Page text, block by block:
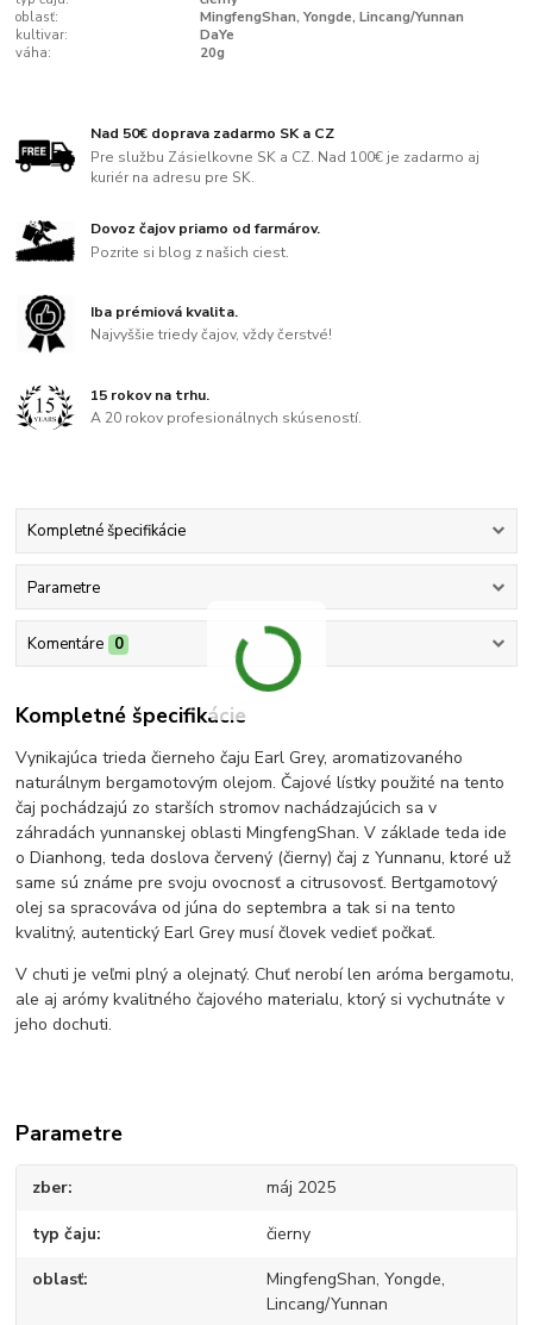
oblasť:
MingfengShan, Yongde, Lincang/Yunnan
kultivar:
DaYe
váha:
20g
Nad 50€ doprava zadarmo SK a CZ
Pre službu Zásielkovne SK a CZ. Nad 100€ je zadarmo aj
kuriér na adresu pre SK.
Dovoz čajov priamo od farmárov.
Pozrite si blog z našich ciest.
Iba prémiová kvalita.
Najvyššie triedy čajov, vždy čerstvé!
15 rokov na trhu.
A 20 rokov profesionálnych skúseností.
Kompletné špecifikácie
Parametre
Komentáre 0
Kompletné špecifikácie
Vynikajúca trieda čierneho čaju Earl Grey, aromatizovaného
naturálnym bergamotovým olejom. Čajové lístky použité na tento
čaj pochádzajú zo starších stromov nachádzajúcich sa v
záhradách yunnanskej oblasti MingfengShan. V základe teda ide
o Dianhong, teda doslova červený (čierny) čaj z Yunnanu, ktoré už
same sú známe pre svoju ovocnosť a citrusovosť. Bertgamotový
olej sa spracováva od júna do septembra a tak si na tento
kvalitný, autentický Earl Grey musí človek vedieť počkať.
V chuti je veľmi plný a olejnatý. Chuť nerobí len aróma bergamotu,
ale aj arómy kvalitného čajového materialu, ktorý si vychutnáte v
jeho dochuti.
Parametre
zber máj 2025
typ čaju čierny
oblasť
MingfengShan, Yongde,
Lincang/Yunnan